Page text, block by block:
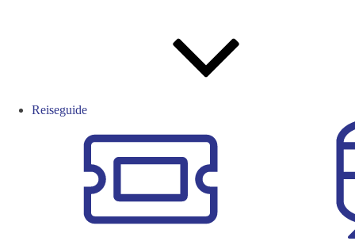
Reiseguide